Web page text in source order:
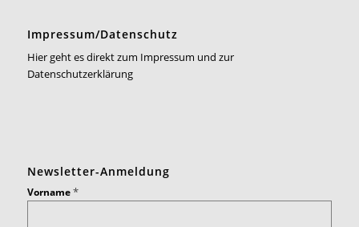
Impressum/Datenschutz
Hier geht es direkt zum Impressum und zur
Datenschutzerklärung
Newsletter-Anmeldung
Vorname*